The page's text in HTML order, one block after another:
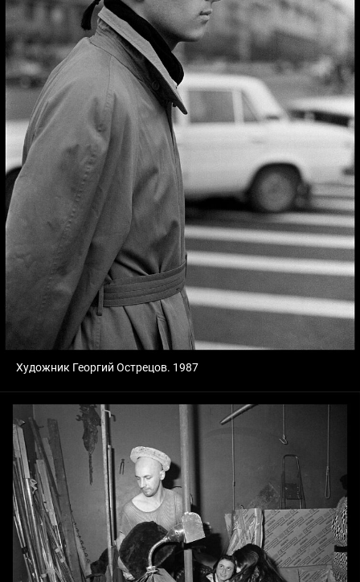
Художник Георгий Острецов. 1987